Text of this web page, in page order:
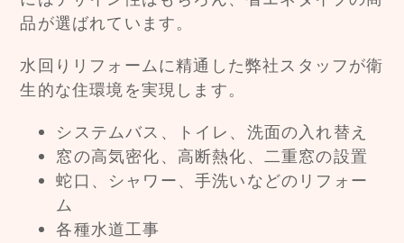
品が選ばれています。
水回りリフォームに精通した弊社スタッフが衛
生的な住環境を実現します。
システムバス、トイレ、洗面の入れ替え
窓の高気密化、高断熱化、二重窓の設置
蛇口、シャワー、手洗いなどのリフォー
ム
各種水道工事